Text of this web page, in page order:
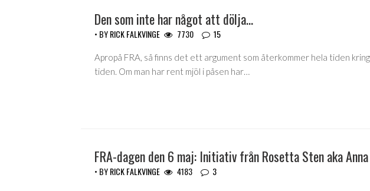
Den som inte har något att dölja…
• BYRICK FALKVINGE 7730 15
Apropå FRA, så finns det ett argument som återkommer hela tiden
tiden. Om man har rent mjöl i påsen har…
FRA-dagen den 6 maj: Initiativ från Rosetta Sten aka
• BYRICK FALKVINGE 4183 3